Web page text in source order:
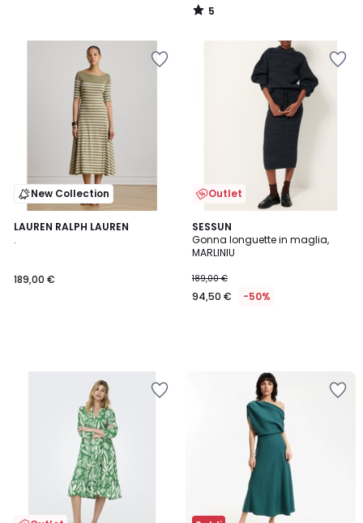
5
/
New Collection
LAUREN RALPH LAUREN
.
189,00 €
Outlet
SESSUN
Gonna longuette in maglia,
MARLINIU
189,00 €
94,50 € -50%